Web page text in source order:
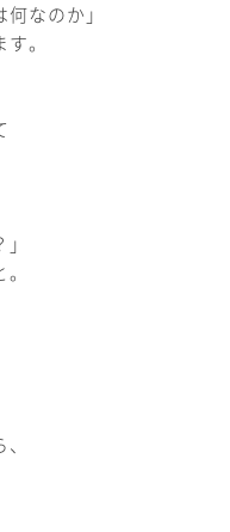
なのか」
。